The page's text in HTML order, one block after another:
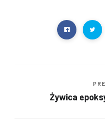
Żywica